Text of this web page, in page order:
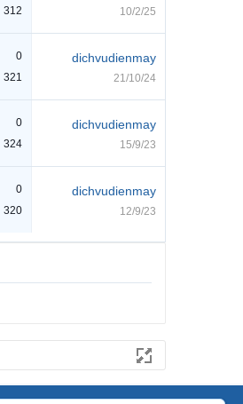
312 10/2/25
0
321
dichvudienmay
21/10/24
0
324
dichvudienmay
15/9/23
0
320
dichvudienmay
12/9/23